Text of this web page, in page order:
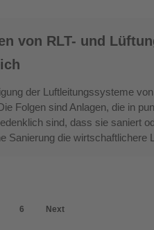
von RLT- und
der Luftleitungssysteme
Folgen sind Anlagen, die in
sind, dass sie saniert
Sanierung die wirtschaftlichere
6 Next